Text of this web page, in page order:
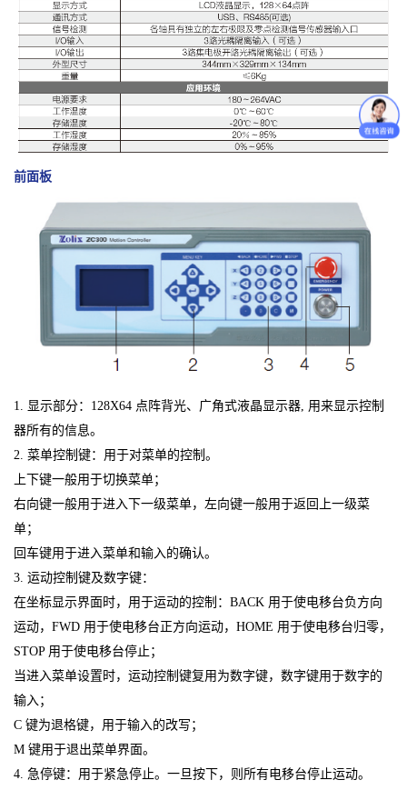
前面板
1. 显示部分：128X64 点阵背光、广角式液晶显示器, 用来显示控制
器所有的信息。
2. 菜单控制键：用于对菜单的控制。
上下键一般用于切换菜单；
右向键一般用于进入下一级菜单，左向键一般用于返回上一级菜
单；
回车键用于进入菜单和输入的确认。
3. 运动控制键及数字键：
在坐标显示界面时，用于运动的控制：BACK 用于使电移台负方向
运动，FWD 用于使电移台正方向运动，HOME 用于使电移台归零，
STOP 用于使电移台停止；
当进入菜单设置时，运动控制键复用为数字键，数字键用于数字的
输入；
C 键为退格键，用于输入的改写；
M 键用于退出菜单界面。
4. 急停键：用于紧急停止。一旦按下，则所有电移台停止运动。